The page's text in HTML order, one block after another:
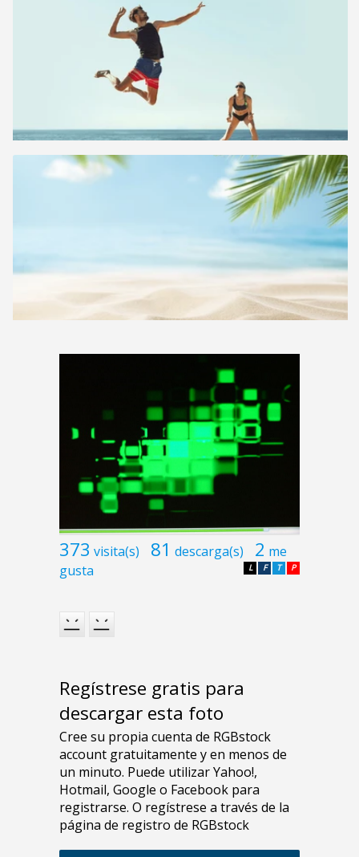
373 visita(s) 81 descarga(s) 2 me
gusta
P
T
F
L
Regístrese gratis para
descargar esta foto